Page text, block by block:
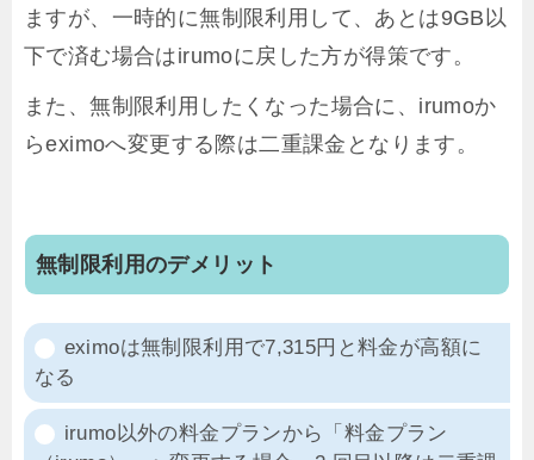
ますが、一時的に無制限利用して、あとは9GB以
下で済む場合はirumoに戻した方が得策です。
また、無制限利用したくなった場合に、irumoか
らeximoへ変更する際は二重課金となります。
無制限利用のデメリット
eximoは無制限利用で7,315円と料金が高額に
なる
irumo以外の料金プランから「料金プラン